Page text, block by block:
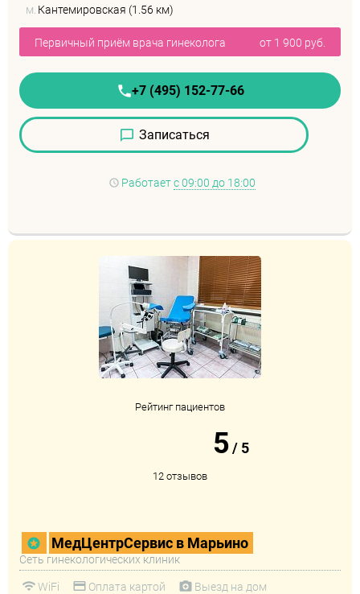
м. Кантемировская (1.56 км)
Первичный приём врача гинеколога от 1 900 руб.
+7 (495) 152-77-66
Записаться
Работаетс 09:00 до 18:00
Рейтинг пациентов
5/ 5
12 отзывов
МедЦентрСервис в Марьино
Сеть гинекологических клиник
WiFi Оплата картой Выезд на дом